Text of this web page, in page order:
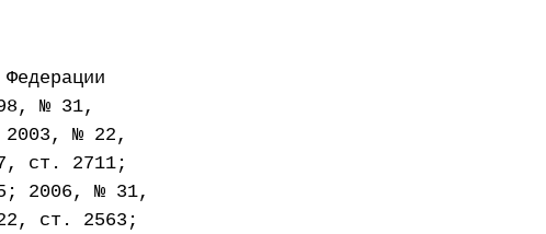
№ 31,
№ 22,
ст. 2711;
2006, № 31,
ст. 2563;